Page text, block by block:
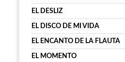
EL DESLIZ
EL DISCO DE MI VIDA
EL ENCANTO DE LA FLAUTA
EL MOMENTO